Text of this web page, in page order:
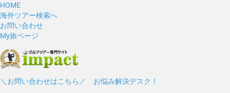
HOME
海外ツアー検索へ
お問い合わせ
My旅ページ
＼お問い合わせはこちら／ お悩み解決デスク！